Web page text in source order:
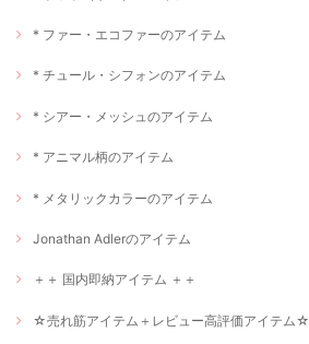
* ファー・エコファーのアイテム
* チュール・シフォンのアイテム
* シアー・メッシュのアイテム
* アニマル柄のアイテム
* メタリックカラーのアイテム
Jonathan Adlerのアイテム
＋＋ 国内即納アイテム ＋＋
☆売れ筋アイテム＋レビュー高評価アイテム☆